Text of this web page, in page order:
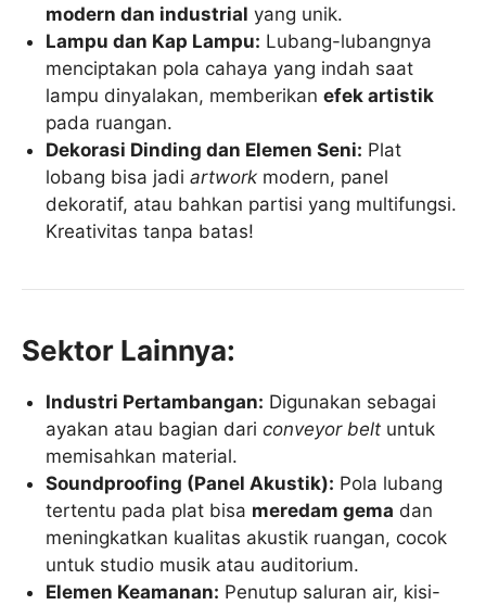
modern dan industrial yang unik.
Lampu dan Kap Lampu: Lubang-lubangnya
menciptakan pola cahaya yang indah saat
lampu dinyalakan, memberikanefek artistik
pada ruangan.
Dekorasi Dinding dan Elemen Seni: Plat
lobang bisa jadiartwork modern, panel
dekoratif, atau bahkan partisi yang multifungsi.
Kreativitas tanpa batas!
Sektor Lainnya:
Industri Pertambangan: Digunakan sebagai
ayakan atau bagian dariconveyor belt untuk
memisahkan material.
Soundproofing (Panel Akustik): Pola lubang
tertentu pada plat bisa meredam gema dan
meningkatkan kualitas akustik ruangan, cocok
untuk studio musik atau auditorium.
Elemen Keamanan: Penutup saluran air, kisi-